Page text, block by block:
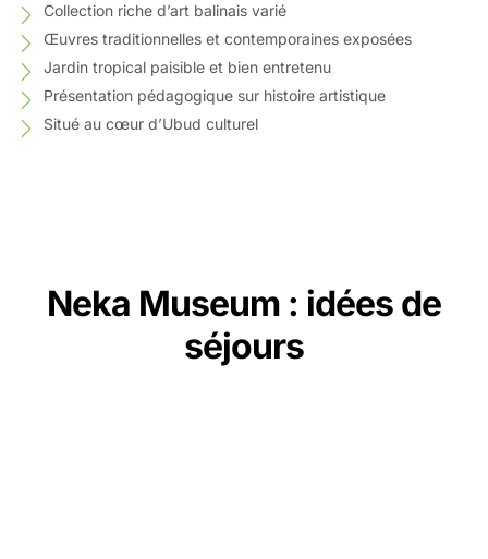
Collection riche d’art balinais varié
Œuvres traditionnelles et contemporaines exposées
Jardin tropical paisible et bien entretenu
Présentation pédagogique sur histoire artistique
Situé au cœur d’Ubud culturel
Neka Museum : idées de
séjours